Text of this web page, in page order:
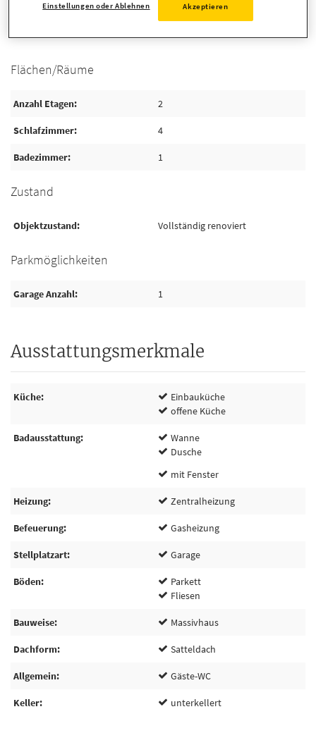
Detaillierte Informationen
Flächen/Räume
Anzahl Etagen 2
Schlafzimmer 4
Badezimmer 1
Zustand
Objektzustand Vollständig renoviert
Parkmöglichkeiten
Garage Anzahl 1
Ausstattungsmerkmale
Küche
Einbauküche
offene Küche
Badausstattung
Wanne
Dusche
mit Fenster
Heizung Zentralheizung
Befeuerung Gasheizung
Stellplatzart Garage
Böden
Parkett
Fliesen
Bauweise Massivhaus
Dachform Satteldach
Allgemein Gäste-WC
Keller unterkellert
Einstellungen oder Ablehnen Akzeptieren